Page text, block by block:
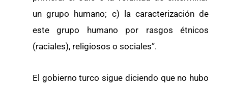
un grupo humano; c) la caracterización de
este grupo humano por rasgos étnicos
(raciales), religiosos o sociales”.
El gobierno turco sigue diciendo que no hubo